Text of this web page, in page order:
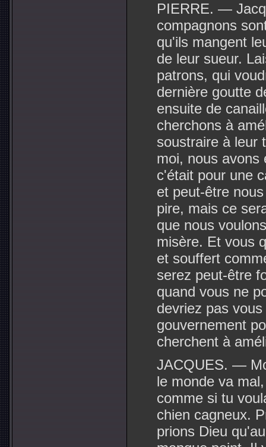
PIERRE. —
compagnons
qu'ils mangent
de leur sueur.
patrons, qui
dernière goutte
ensuite de
cherchons à
soustraire à leur
moi, nous avons
c'était pour une
et peut-être
pire, mais ce
que nous
misère. Et vous
et souffert
serez peut-être
quand vous ne
devriez pas
gouvernement
cherchent à
JACQUES. —
le monde va
comme si tu
chien cagneux.
prions Dieu